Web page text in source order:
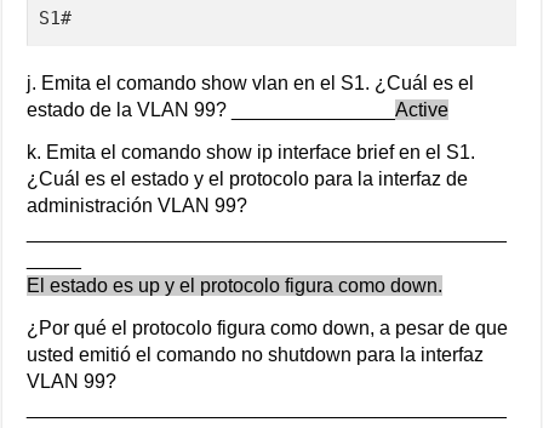
S1#
j. Emita el comando show vlan en el S1. ¿Cuál es el
estado de la VLAN 99? _______________Active
k. Emita el comando show ip interface brief en el S1.
¿Cuál es el estado y el protocolo para la interfaz de
administración VLAN 99?
El estado es up y el protocolo figura como down.
¿Por qué el protocolo figura como down, a pesar de que
usted emitió el comando no shutdown para la interfaz
VLAN 99?